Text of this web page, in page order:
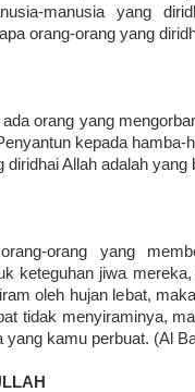
manusia yang
orang-orang yang
orang yang
kepada
diridhai Allah adalah yang
orang yang
keteguhan jiwa
oleh hujan lebat,
tidak menyiraminya,
yang kamu perbuat. (Al